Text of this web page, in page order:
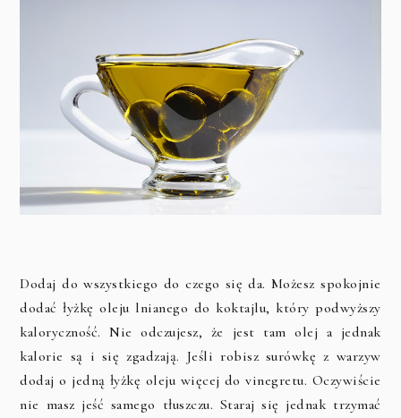
Dodaj do wszystkiego do czego się da. Możesz spokojnie
dodać łyżkę oleju lnianego do koktajlu, który podwyższy
kaloryczność. Nie odczujesz, że jest tam olej a jednak
kalorie są i się zgadzają. Jeśli robisz surówkę z warzyw
dodaj o jedną łyżkę oleju więcej do vinegretu. Oczywiście
nie masz jeść samego tłuszczu. Staraj się jednak trzymać